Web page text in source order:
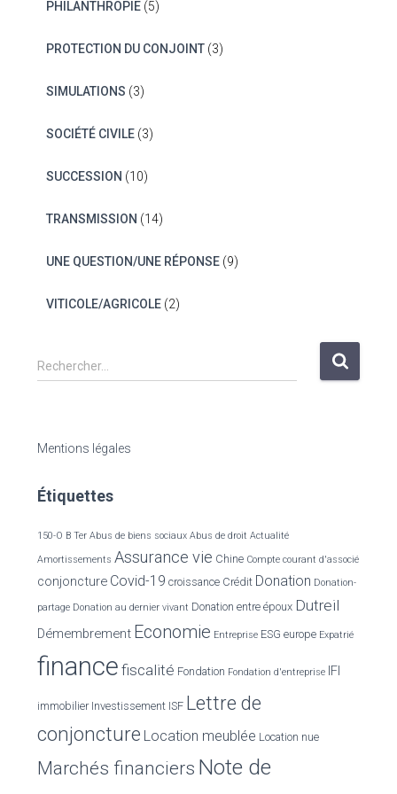
PHILANTHROPIE(5)
PROTECTION DU CONJOINT(3)
SIMULATIONS (3)
SOCIÉTÉ CIVILE(3)
SUCCESSION (10)
TRANSMISSION (14)
UNE QUESTION/UNE RÉPONSE(9)
VITICOLE/AGRICOLE(2)
R
e
r
h
r
Rechercher…
Mentions légales
Étiquettes
150-O B Ter Abus de biens sociaux Abus de droit Actualité
Amortissements Assurance vie Chine Compte courant d'associé
conjoncture Covid-19 croissance Crédit Donation Donation-
partage Donation au dernier vivant Donation entre époux Dutreil
Démembrement Economie Entreprise ESG europe Expatrié
finance fiscalité Fondation Fondation d'entreprise IFI
immobilier Investissement ISF Lettre de
conjoncture Location meublée Location nue
Marchés financiers Note de